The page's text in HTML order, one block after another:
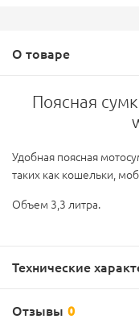
О товаре
Поясная
Удобная поясная
таких как кошельки,
Объем 3,3 литра.
Технические
Отзывы 0